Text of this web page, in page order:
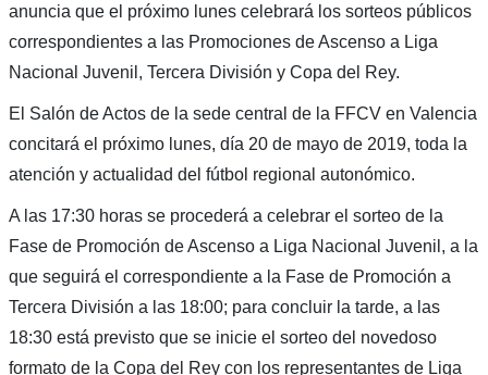
anuncia que el próximo lunes celebrará los sorteos públicos
correspondientes a las Promociones de Ascenso a Liga
Nacional Juvenil, Tercera División y Copa del Rey.
El Salón de Actos de la sede central de la FFCV en Valencia
concitará el próximo lunes, día 20 de mayo de 2019, toda la
atención y actualidad del fútbol regional autonómico.
A las 17:30 horas se procederá a celebrar el sorteo de la
Fase de Promoción de Ascenso a Liga Nacional Juvenil, a la
que seguirá el correspondiente a la Fase de Promoción a
Tercera División a las 18:00; para concluir la tarde, a las
18:30 está previsto que se inicie el sorteo del novedoso
formato de la Copa del Rey con los representantes de Liga